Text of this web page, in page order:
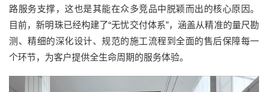
路服务支撑，这也是其能在众多竞品中脱颖而出的核心原因。
目前，新明珠已经构建了“无忧交付体系”，涵盖从精准的量尺勘
测、精细的深化设计、规范的施工流程到全面的售后保障每一
个环节，为客户提供全生命周期的服务体验。